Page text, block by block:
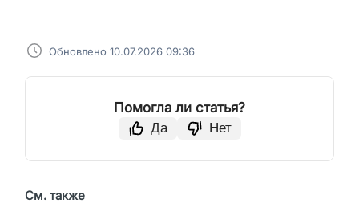
Обновлено 10.07.2026 09:36
Помогла ли статья?
Да Нет
См. также